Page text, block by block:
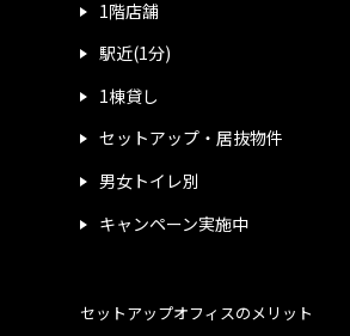
1階店舗
駅近(1分)
1棟貸し
セットアップ・居抜物件
男女トイレ別
キャンペーン実施中
セットアップオフィスのメリット